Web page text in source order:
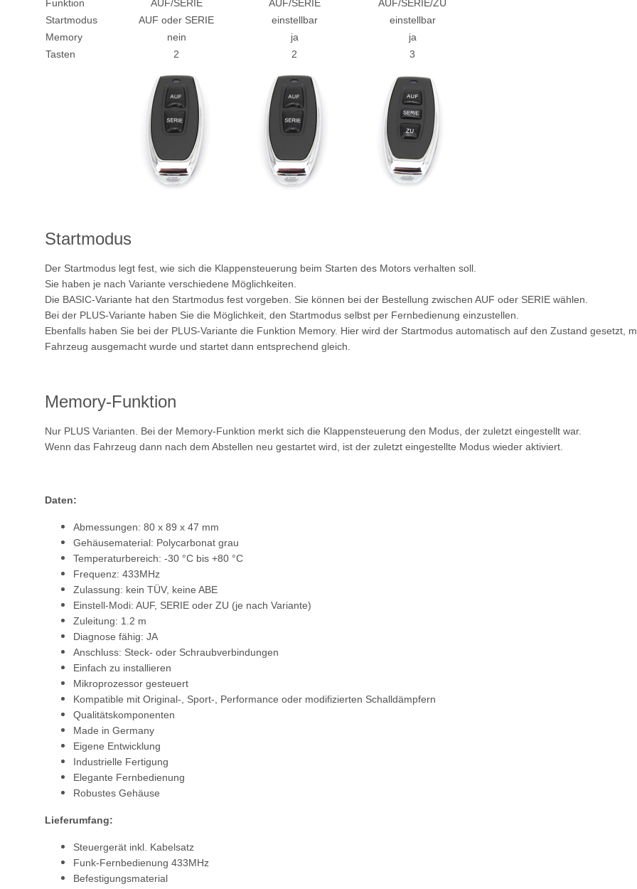
Funktion
AUF/SERIE AUF/SERIE
AUF/SERIE/ZU
Startmodus
AUF oder SERIE einstellbar
einstellbar
Memory
nein ja
ja
Tasten
2 2 3
Startmodus
Der Startmodus legt fest, wie sich die Klappensteuerung beim Starten des Motors verhalten soll.
Sie haben je nach Variante verschiedene Möglichkeiten.
Die BASIC-Variante hat den Startmodus fest vorgeben. Sie können bei der Bestellung zwischen AUF oder SERIE wählen.
Bei der PLUS-Variante haben Sie die Möglichkeit, den Startmodus selbst per Fernbedienung einzustellen.
Ebenfalls haben Sie bei der PLUS-Variante die Funktion Memory. Hier wird der Startmodus automatisch auf den Zustand gesetzt,
Fahrzeug ausgemacht wurde und startet dann entsprechend gleich.
Memory-Funktion
Nur PLUS Varianten. Bei der Memory-Funktion merkt sich die Klappensteuerung den Modus, der zuletzt eingestellt war.
Wenn das Fahrzeug dann nach dem Abstellen neu gestartet wird, ist der zuletzt eingestellte Modus wieder aktiviert.
Daten:
Abmessungen: 80 x 89 x 47 mm
Gehäusematerial: Polycarbonat grau
Temperaturbereich: -30 °C bis +80 °C
Frequenz: 433MHz
Zulassung: kein TÜV, keine ABE
Einstell-Modi: AUF, SERIE oder ZU (je nach Variante)
Zuleitung: 1.2 m
Diagnose fähig: JA
Anschluss: Steck- oder Schraubverbindungen
Einfach zu installieren
Mikroprozessor gesteuert
Kompatible mit Original-, Sport-, Performance oder modifizierten Schalldämpfern
Qualitätskomponenten
Made in Germany
Eigene Entwicklung
Industrielle Fertigung
Elegante Fernbedienung
Robustes Gehäuse
Lieferumfang:
Steuergerät inkl. Kabelsatz
Funk-Fernbedienung 433MHz
Befestigungsmaterial